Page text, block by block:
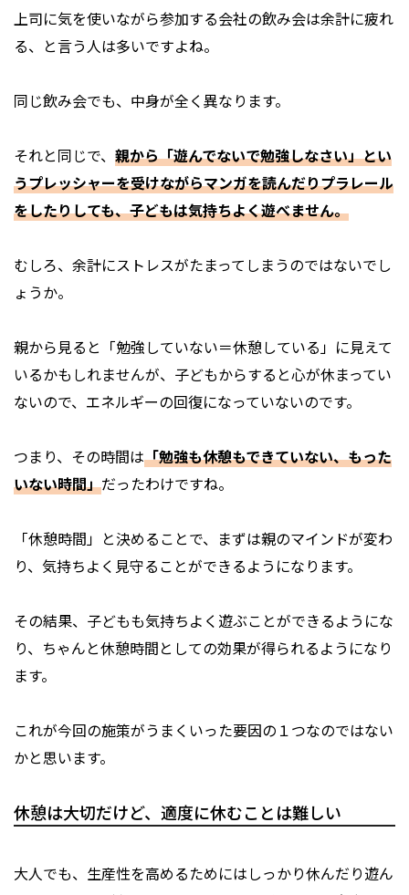
上司に気を使いながら参加する会社の飲み会は余計に疲れ
る、と言う人は多いですよね。
同じ飲み会でも、中身が全く異なります。
それと同じで、 親から「遊んでないで勉強しなさい」とい
うプレッシャーを受けながらマンガを読んだりプラレール
をしたりしても、子どもは気持ちよく遊べません。
むしろ、余計にストレスがたまってしまうのではないでし
ょうか。
親から見ると「勉強していない＝休憩している」に見えて
いるかもしれませんが、子どもからすると心が休まってい
ないので、エネルギーの回復になっていないのです。
つまり、その時間は「勉強も休憩もできていない、もった
いない時間」だったわけですね。
「休憩時間」と決めることで、まずは親のマインドが変わ
り、気持ちよく見守ることができるようになります。
その結果、子どもも気持ちよく遊ぶことができるようにな
り、ちゃんと休憩時間としての効果が得られるようになり
ます。
これが今回の施策がうまくいった要因の１つなのではない
かと思います。
休憩は大切だけど、適度に休むことは難しい
大人でも、生産性を高めるためにはしっかり休んだり遊ん